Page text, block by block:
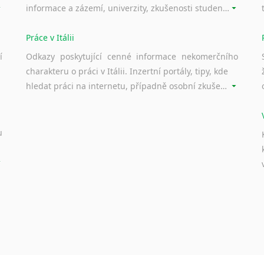
Mongolština
Nilosaharské jazyky
Nizozemština
Norština
Novořečtina
informace a zázemí, univerzity, zkušenosti studentů.
Práce v Itálii
Odkazy poskytující cenné informace nekomerčního
charakteru o práci v Itálii. Inzertní portály, tipy, kde
hledat práci na internetu, případně osobní zkušenosti ostatních.